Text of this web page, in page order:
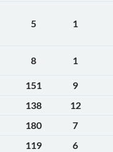
5 1
8 1
151
9
138
12
180
7
119
6